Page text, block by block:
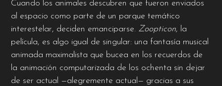
Cuando los animales descubren que fueron enviados
al espacio como parte de un parque temático
interestelar, deciden emanciparse. Zoopticon, la
película, es algo igual de singular: una fantasía musical
animada maximalista que bucea en los recuerdos de
la animación computarizada de los ochenta sin dejar
de ser actual —alegremente actual— gracias a sus